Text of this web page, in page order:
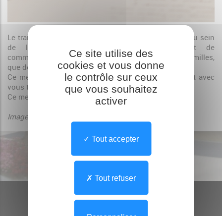
Le trait d'union, mensuel qui vous informe de la vie au sein
de la résidence, est un élément important de
communication, tant vis-à-vis des résidents et leurs familles,
que des personnels et partenaires institutionnels.
Ce mensuel se doit d'être garant d'un lien permanent avec
vous tous.
Ce mensuel est également déposé sur Familéo.
Image : ©dh_creative -
Ce site utilise des
cookies et vous donne
le contrôle sur ceux
que vous souhaitez
activer
Tout accepter
Tout refuser